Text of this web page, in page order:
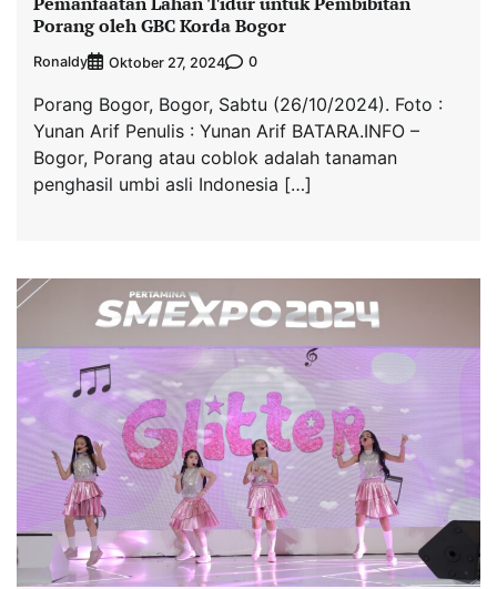
Porang oleh GBC Korda Bogor
Ronaldy Oktober 27, 2024 0
Porang Bogor, Bogor, Sabtu (26/10/2024). Foto :
Yunan Arif Penulis : Yunan Arif BATARA.INFO –
Bogor, Porang atau coblok adalah tanaman
penghasil umbi asli Indonesia […]